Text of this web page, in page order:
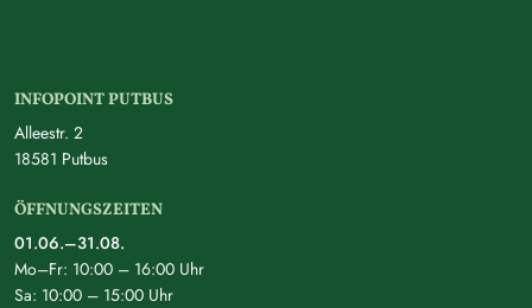
INFOPOINT PUTBUS
Alleestr. 2
18581 Putbus
ÖFFNUNGSZEITEN
01.06.–31.08.
Mo–Fr: 10:00 – 16:00 Uhr
Sa: 10:00 – 15:00 Uhr